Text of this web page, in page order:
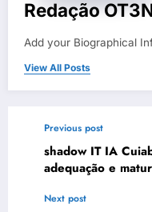
Redação
Add your Biographical
View All Posts
Previous post
shadow IT IA
adequação e
Next post